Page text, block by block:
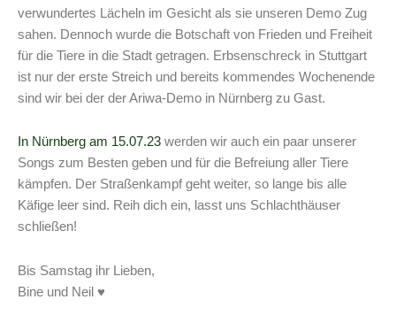
verwundertes Lächeln im Gesicht als sie unseren Demo Zug
sahen. Dennoch wurde die Botschaft von Frieden und Freiheit
für die Tiere in die Stadt getragen. Erbsenschreck in Stuttgart
ist nur der erste Streich und bereits kommendes Wochenende
sind wir bei der der Ariwa-Demo in Nürnberg zu Gast.
In Nürnberg am 15.07.23 werden wir auch ein paar unserer
Songs zum Besten geben und für die Befreiung aller Tiere
kämpfen. Der Straßenkampf geht weiter, so lange bis alle
Käfige leer sind. Reih dich ein, lasst uns Schlachthäuser
schließen!
Bis Samstag ihr Lieben,
Bine und Neil ♥